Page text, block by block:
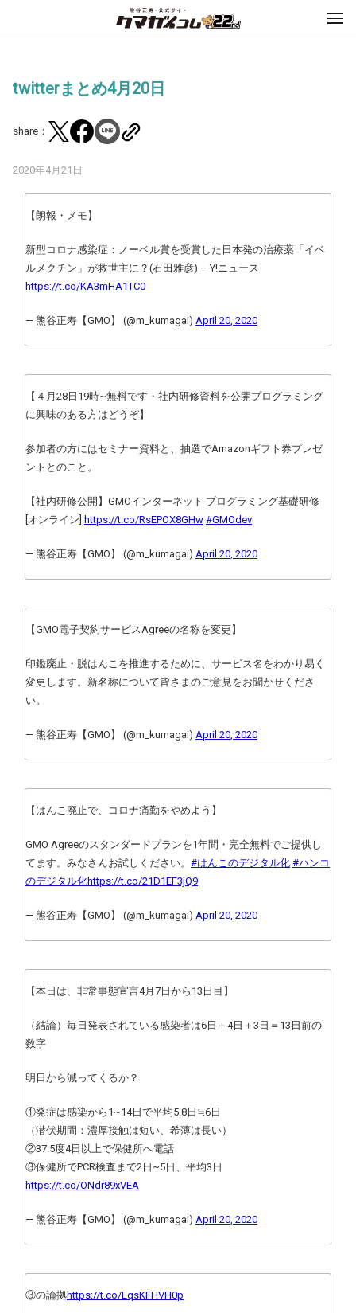
twitterまとめ4月20日
share：
2020年4月21日
【朗報・メモ】
新型コロナ感染症：ノーベル賞を受賞した日本発の治療薬「イベ
ルメクチン」が救世主に？(石田雅彦) – Y!ニュース
https://t.co/KA3mHA1TC0
— 熊谷正寿【GMO】 (@m_kumagai) April 20, 2020
【４月28日19時~無料です・社内研修資料を公開プログラミング
に興味のある方はどうぞ】
参加者の方にはセミナー資料と、抽選でAmazonギフト券プレゼ
ントとのこと。
【社内研修公開】GMOインターネット プログラミング基礎研修
[オンライン] https://t.co/RsEPOX8GHw #GMOdev
— 熊谷正寿【GMO】 (@m_kumagai) April 20, 2020
【GMO電子契約サービスAgreeの名称を変更】
印鑑廃止・脱はんこを推進するために、サービス名をわかり易く
変更します。新名称について皆さまのご意見をお聞かせくださ
い。
— 熊谷正寿【GMO】 (@m_kumagai) April 20, 2020
【はんこ廃止で、コロナ痛勤をやめよう】
GMO Agreeのスタンダードプランを1年間・完全無料でご提供し
てます。みなさんお試しください。 #はんこのデジタル化 #ハンコ
のデジタル化https://t.co/21D1EF3jQ9
— 熊谷正寿【GMO】 (@m_kumagai) April 20, 2020
【本日は、非常事態宣言4月7日から13日目】
（結論）毎日発表されている感染者は6日＋4日＋3日＝13日前の
数字
明日から減ってくるか？
①発症は感染から1~14日で平均5.8日≒6日
（潜伏期間：濃厚接触は短い、希薄は長い）
②37.5度4日以上で保健所へ電話
③保健所でPCR検査まで2日~5日、平均3日
https://t.co/ONdr89xVEA
— 熊谷正寿【GMO】 (@m_kumagai) April 20, 2020
③の論拠https://t.co/LqsKFHVH0p